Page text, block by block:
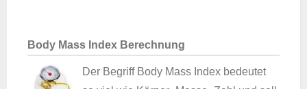
Body Mass Index Berechnung
Der Begriff Body Mass Index bedeutet